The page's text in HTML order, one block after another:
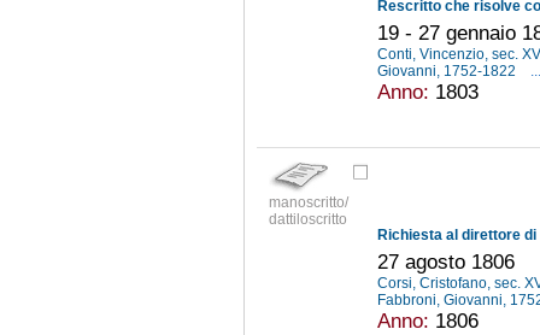
19 - 27 gennaio
Conti, Vincenzio, sec.
Giovanni, 1752-1822
Anno: 1803
manoscritto/
dattiloscritto
27 agosto 1806
Corsi, Cristofano, sec.
Fabbroni, Giovanni,
Anno: 1806